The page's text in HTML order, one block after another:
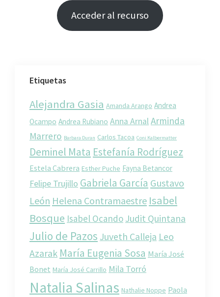
Acceder al recurso
Etiquetas
Alejandra Gasia Amanda Arango Andrea
Ocampo Andrea Rubiano Anna ArnalArminda
Marrero Barbara Duran Carlos Tacoa Coni Kalbermatter
Deminel Mata Estefanía Rodríguez
Estela Cabrera Esther Puche Fayna Betancor
Felipe Trujillo Gabriela García Gustavo
León Helena Contramaestre Isabel
Bosque Isabel Ocando Judit Quintana
Julio de Pazos Juveth Calleja Leo
Azarak María Eugenia Sosa María José
Bonet María José Carrillo Mila Torró
Natalia Salinas Nathalie Noppe Paola